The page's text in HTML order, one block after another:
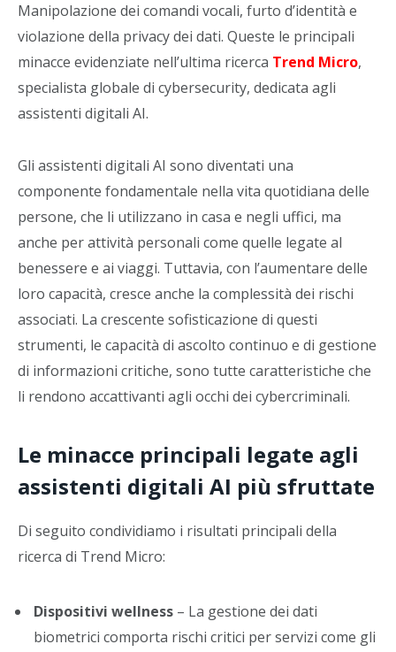
Manipolazione dei comandi vocali, furto d’identità e
violazione della privacy dei dati. Queste le principali
minacce evidenziate nell’ultima ricerca Trend Micro,
specialista globale di cybersecurity, dedicata agli
assistenti digitali AI.
Gli assistenti digitali AI sono diventati una
componente fondamentale nella vita quotidiana delle
persone, che li utilizzano in casa e negli uffici, ma
anche per attività personali come quelle legate al
benessere e ai viaggi. Tuttavia, con l’aumentare delle
loro capacità, cresce anche la complessità dei rischi
associati. La crescente sofisticazione di questi
strumenti, le capacità di ascolto continuo e di gestione
di informazioni critiche, sono tutte caratteristiche che
li rendono accattivanti agli occhi dei cybercriminali.
Le minacce principali legate agli
assistenti digitali AI più sfruttate
Di seguito condividiamo i risultati principali della
ricerca di Trend Micro:
Dispositivi wellness – La gestione dei dati
biometrici comporta rischi critici per servizi come gli